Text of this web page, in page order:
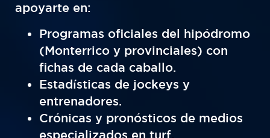
apoyarte en:
Programas oficiales del hipódromo
(Monterrico y provinciales) con
fichas de cada caballo.
Estadísticas de jockeys y
entrenadores.
Crónicas y pronósticos de medios
especializados en turf.